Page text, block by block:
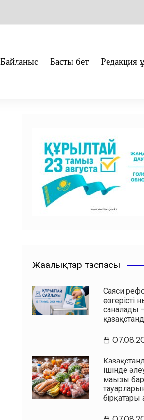
Байланыс Басты бет Редакция
Жаңалықтар таспасы
Саяси
саналады
ішінде
маңызы
бірқатары